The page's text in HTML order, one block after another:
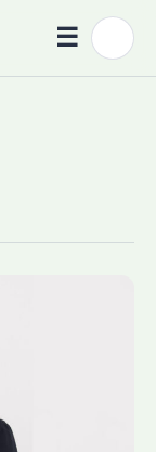
☰Menü